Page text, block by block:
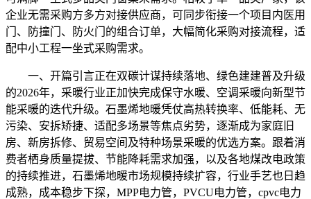
企业无需采购方多方对接供应商，可同步衔接一个项目内医用
门、防撞门、防火门的组合订单，大幅简化采购对接流程，适
配中小工程一坐式采购需求。
一、开篇引言正在双碳计谋持续落地、绿色建建普及升级
的2026年，采暖行业正加快完成保守水暖、空调采暖向新型节
能采暖的迭代升级。石墨烯地暖凭仗高热转换率、低能耗、无
污染、安拆矫捷、适配多场景等焦点劣势，逐渐成为家庭旧
房、新房拆修、贸易空间及特种场景采暖的优选方案。跟着消
费者栖身质量提拔、节能降耗需求加强，以及各地煤改电政策
的持续推进，石墨烯地暖市场规模持续扩容，行业手艺也日趋
成熟，成本稳步下探，MPP电力管，PVCU电力管，cpvc电力